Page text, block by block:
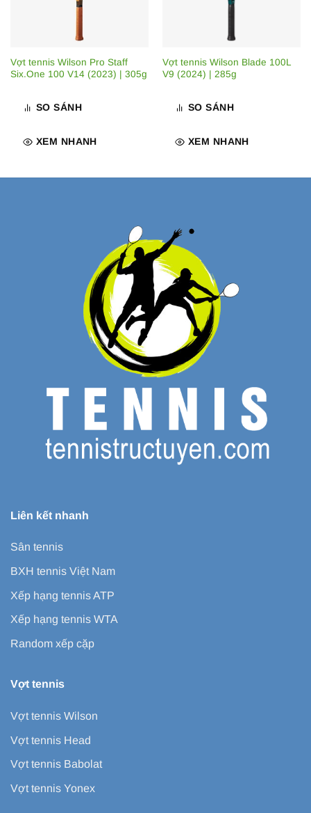
Vợt tennis Wilson Pro Staff
Six.One 100 V14 (2023) | 305g
SO SÁNH
XEM NHANH
Vợt tennis Wilson Blade 100L
V9 (2024) | 285g
SO SÁNH
XEM NHANH
Liên kết nhanh
Sân tennis
BXH tennis Việt Nam
Xếp hạng tennis ATP
Xếp hạng tennis WTA
Random xếp cặp
Vợt tennis
Vợt tennis Wilson
Vợt tennis Head
Vợt tennis Babolat
Vợt tennis Yonex